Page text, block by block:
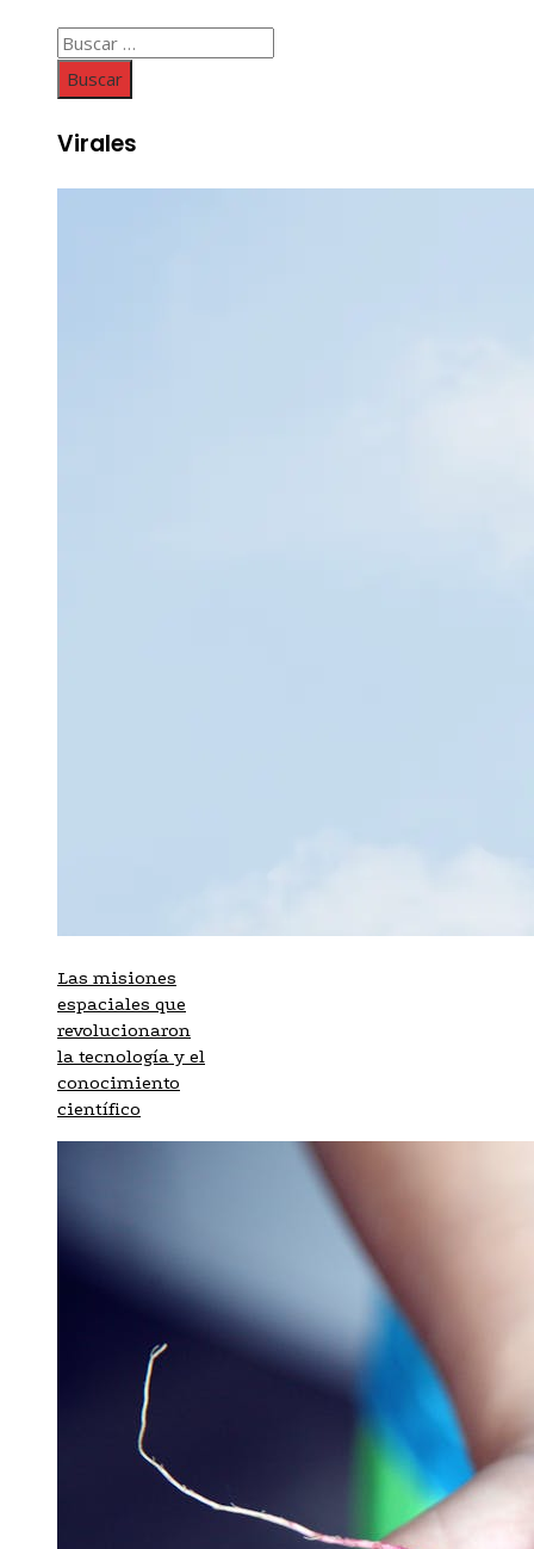
Buscar:
Virales
Las misiones
espaciales que
revolucionaron
la tecnología y el
conocimiento
científico